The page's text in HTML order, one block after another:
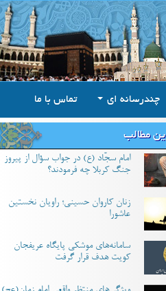
چندرسانه ای تماس با ما
مطالب
امام سجّاد (ع) در جواب سؤال از پیروز
جنگ کربلا چه فرمودند؟
زنان کاروان حسینی؛ راویان نخستین
عاشورا
سامانه‌های موشکی پایگاه عریفجان
کویت هدف قرار گرفت